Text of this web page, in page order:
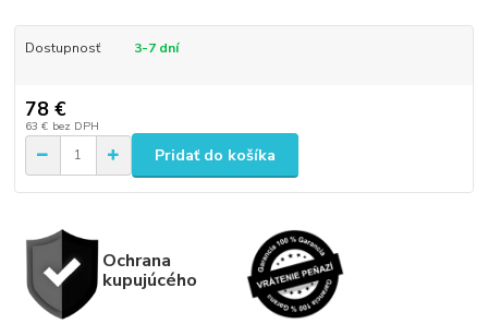
Dostupnosť 3-7 dní
78 €
63 € bez DPH
Pridať do košíka
Ochrana
kupujúcého